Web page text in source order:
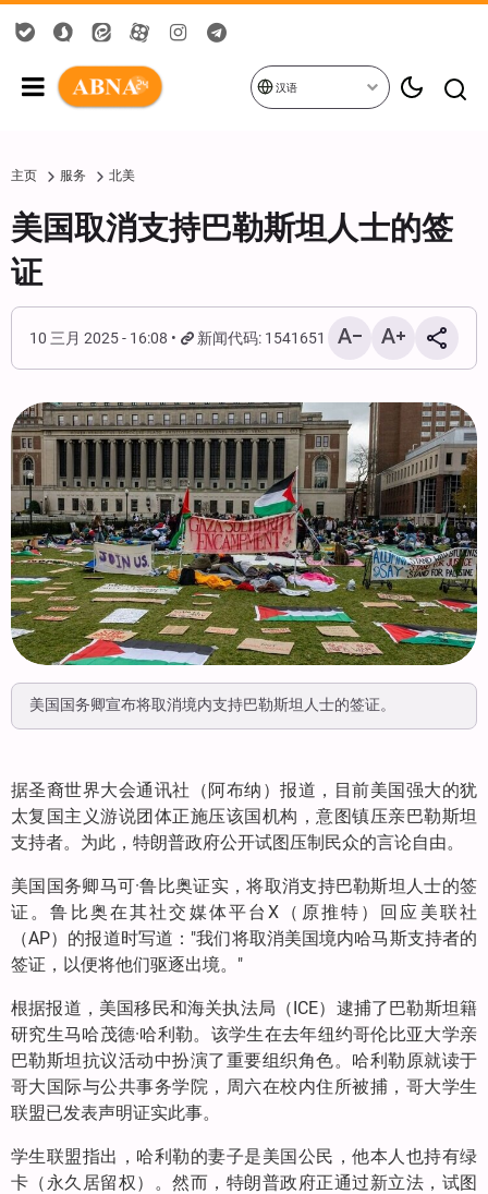
汉语
主页 服务 北美
美国取消支持巴勒斯坦人士的签
证
10 三月 2025 - 16:08 新闻代码: 1541651
美国国务卿宣布将取消境内支持巴勒斯坦人士的签证。
据圣裔世界大会通讯社（阿布纳）报道，目前美国强大的犹
太复国主义游说团体正施压该国机构，意图镇压亲巴勒斯坦
支持者。为此，特朗普政府公开试图压制民众的言论自由。
美国国务卿马可·鲁比奥证实，将取消支持巴勒斯坦人士的签
证。鲁比奥在其社交媒体平台X（原推特）回应美联社
（AP）的报道时写道："我们将取消美国境内哈马斯支持者的
签证，以便将他们驱逐出境。"
根据报道，美国移民和海关执法局（ICE）逮捕了巴勒斯坦籍
研究生马哈茂德·哈利勒。该学生在去年纽约哥伦比亚大学亲
巴勒斯坦抗议活动中扮演了重要组织角色。哈利勒原就读于
哥大国际与公共事务学院，周六在校内住所被捕，哥大学生
联盟已发表声明证实此事。
学生联盟指出，哈利勒的妻子是美国公民，他本人也持有绿
卡（永久居留权）。然而，特朗普政府正通过新立法，试图